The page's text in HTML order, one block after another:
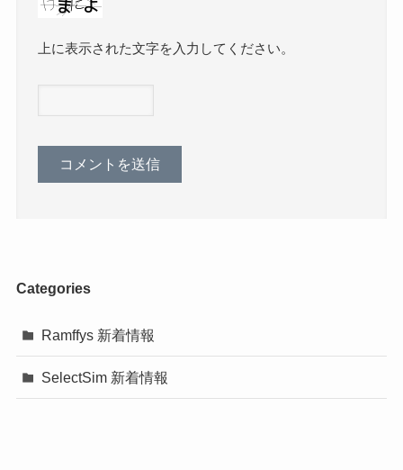
上に表示された文字を入力してください。
Categories
Ramffys 新着情報
SelectSim 新着情報